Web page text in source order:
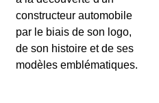
hybride rechargeable, la Suzuki...
L'actu auto du 02 juillet 2020
6 ANS
c’est un peu le successeur du
constructeur automobile
par le biais de son logo,
de son histoire et de ses
modèles emblématiques.